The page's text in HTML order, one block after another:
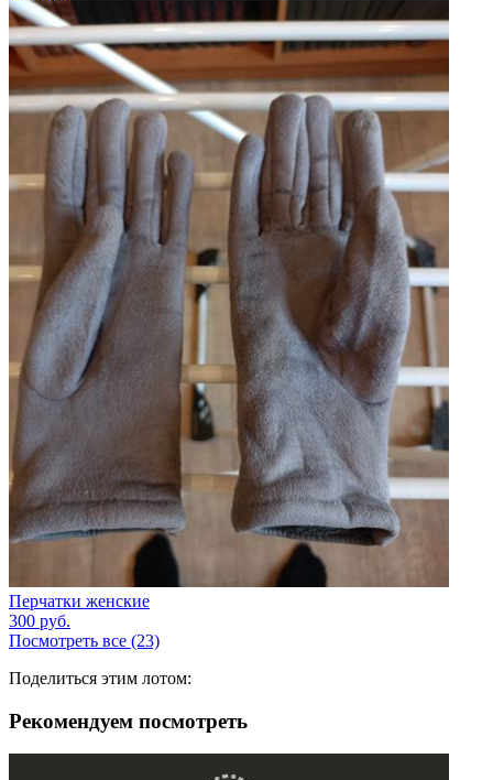
Перчатки женские
300 руб.
Посмотреть все (23)
Поделиться этим лотом:
Рекомендуем посмотреть